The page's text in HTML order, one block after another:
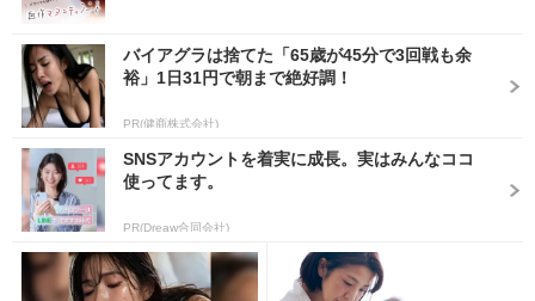
バイアグラは捨てた「65歳が45分で3回戦も余
裕」1日31円で朝まで絶好調！
PR(健商株式会社)
SNSアカウントを着実に成長。実はみんなココ
使ってます。
PR(Dreaw合同会社)